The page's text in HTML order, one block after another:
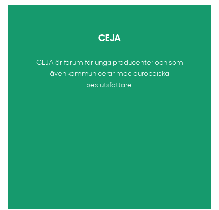
CEJA
CEJA är forum för unga producenter och som
även kommunicerar med europeiska
beslutsfattare.